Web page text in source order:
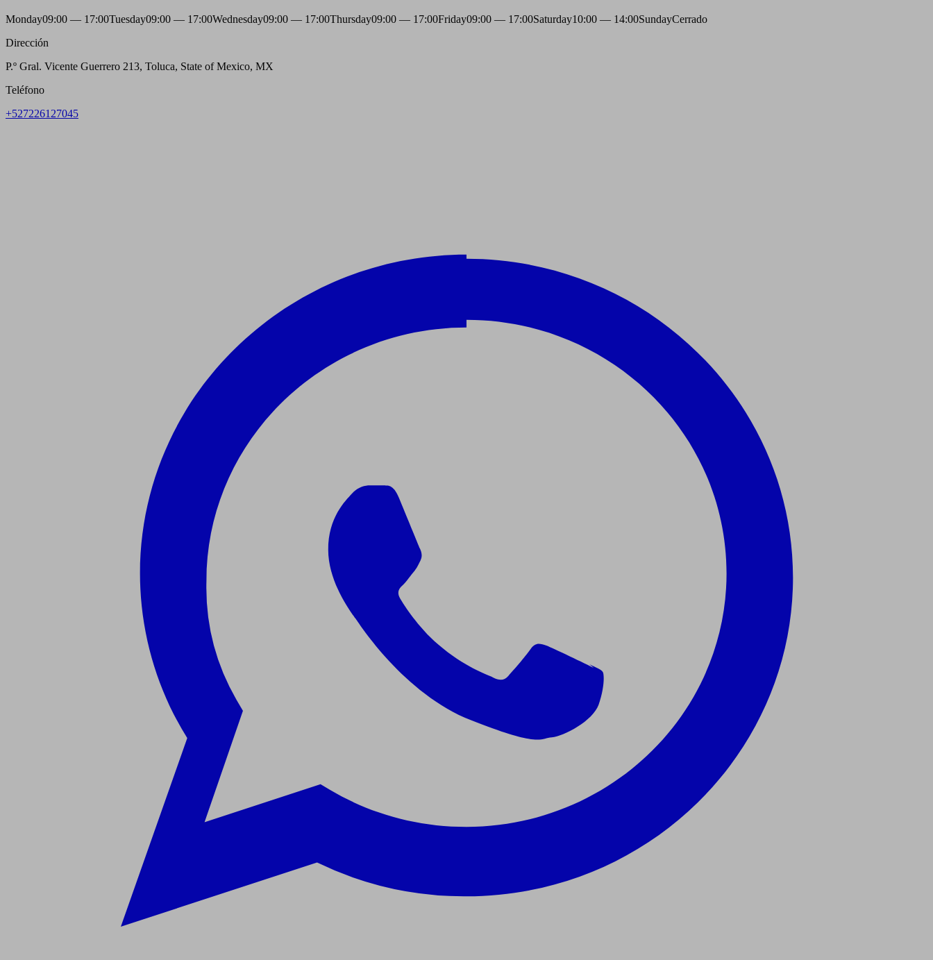
Monday09:00 — 17:00Tuesday09:00 — 17:00Wednesday09:00 — 17:00Thursday09:00 — 17:00Friday09:00 — 17:00Saturday10:00 — 14:00SundayCerrado
Dirección
P.º Gral. Vicente Guerrero 213, Toluca, State of Mexico, MX
Teléfono
+527226127045